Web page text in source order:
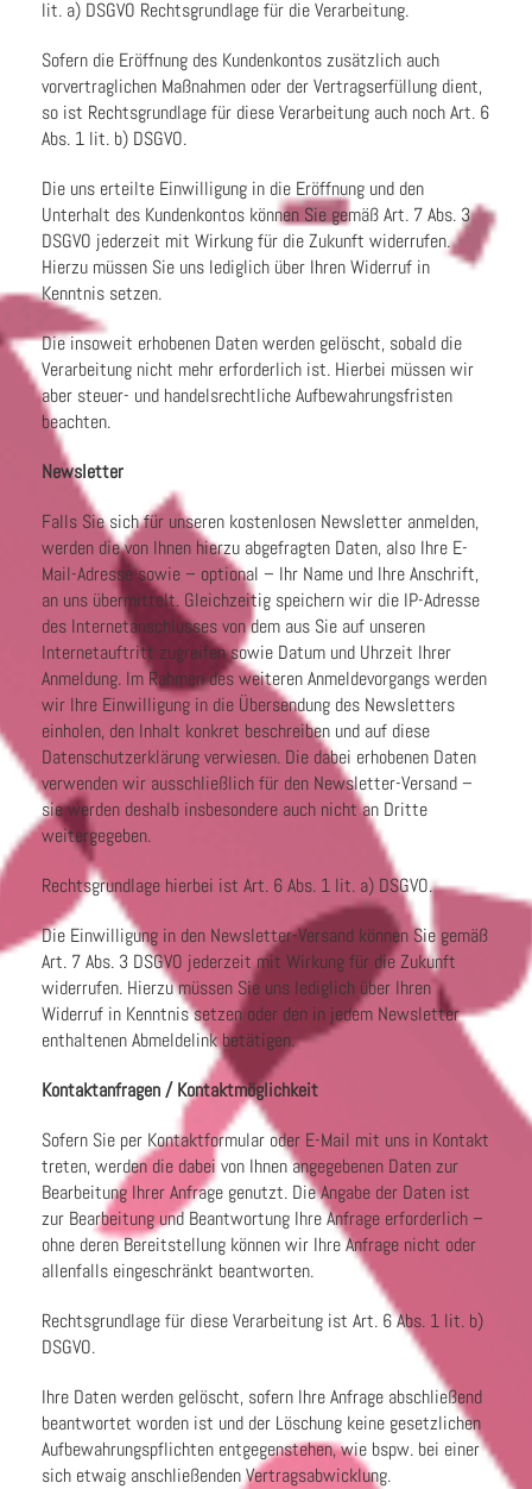
lit. a) DSGVO Rechtsgrundlage für die Verarbeitung.
Sofern die Eröffnung des Kundenkontos zusätzlich auch
vorvertraglichen Maßnahmen oder der Vertragserfüllung dient,
so ist Rechtsgrundlage für diese Verarbeitung auch noch Art. 6
Abs. 1 lit. b) DSGVO.
Die uns erteilte Einwilligung in die Eröffnung und den
Unterhalt des Kundenkontos können Sie gemäß Art. 7 Abs. 3
DSGVO jederzeit mit Wirkung für die Zukunft widerrufen.
Hierzu müssen Sie uns lediglich über Ihren Widerruf in
Kenntnis setzen.
Die insoweit erhobenen Daten werden gelöscht, sobald die
Verarbeitung nicht mehr erforderlich ist. Hierbei müssen wir
aber steuer- und handelsrechtliche Aufbewahrungsfristen
beachten.
Newsletter
Falls Sie sich für unseren kostenlosen Newsletter anmelden,
werden die von Ihnen hierzu abgefragten Daten, also Ihre E-
Mail-Adresse sowie – optional – Ihr Name und Ihre Anschrift,
an uns übermittelt. Gleichzeitig speichern wir die IP-Adresse
des Internetanschlusses von dem aus Sie auf unseren
Internetauftritt zugreifen sowie Datum und Uhrzeit Ihrer
Anmeldung. Im Rahmen des weiteren Anmeldevorgangs werden
wir Ihre Einwilligung in die Übersendung des Newsletters
einholen, den Inhalt konkret beschreiben und auf diese
Datenschutzerklärung verwiesen. Die dabei erhobenen Daten
verwenden wir ausschließlich für den Newsletter-Versand –
sie werden deshalb insbesondere auch nicht an Dritte
weitergegeben.
Rechtsgrundlage hierbei ist Art. 6 Abs. 1 lit. a) DSGVO.
Die Einwilligung in den Newsletter-Versand können Sie gemäß
Art. 7 Abs. 3 DSGVO jederzeit mit Wirkung für die Zukunft
widerrufen. Hierzu müssen Sie uns lediglich über Ihren
Widerruf in Kenntnis setzen oder den in jedem Newsletter
enthaltenen Abmeldelink betätigen.
Kontaktanfragen / Kontaktmöglichkeit
Sofern Sie per Kontaktformular oder E-Mail mit uns in Kontakt
treten, werden die dabei von Ihnen angegebenen Daten zur
Bearbeitung Ihrer Anfrage genutzt. Die Angabe der Daten ist
zur Bearbeitung und Beantwortung Ihre Anfrage erforderlich –
ohne deren Bereitstellung können wir Ihre Anfrage nicht oder
allenfalls eingeschränkt beantworten.
Rechtsgrundlage für diese Verarbeitung ist Art. 6 Abs. 1 lit. b)
DSGVO.
Ihre Daten werden gelöscht, sofern Ihre Anfrage abschließend
beantwortet worden ist und der Löschung keine gesetzlichen
Aufbewahrungspflichten entgegenstehen, wie bspw. bei einer
sich etwaig anschließenden Vertragsabwicklung.